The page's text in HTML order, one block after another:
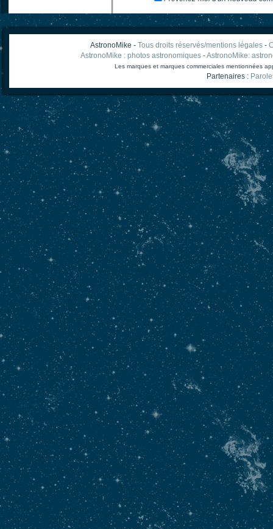
AstronoMike - Tous droits réservés/mentions légales-
AstronoMike : photos astronomiques -AstronoMike:
Les marques et marques commerciales mentionnées
Partenaires :